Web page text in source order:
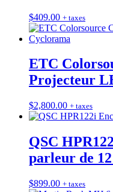
$409.00 + taxes
ETC
Projecteur
$2,800.00 + taxes
QSC
parleur de 12
$899.00 + taxes